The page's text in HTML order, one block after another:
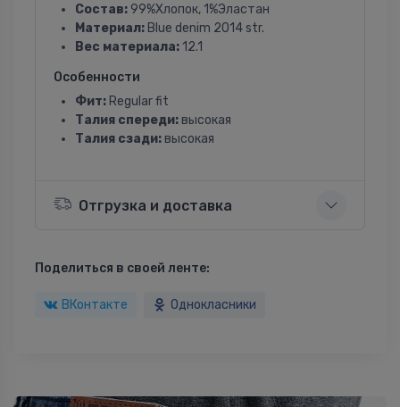
Состав: 99%Хлопок, 1%Эластан
Материал: Blue denim 2014 str.
Вес материала: 12.1
Особенности
Фит: Regular fit
Талия спереди: высокая
Талия сзади: высокая
Отгрузка и доставка
Поделиться в своей ленте:
ВКонтакте Однокласники